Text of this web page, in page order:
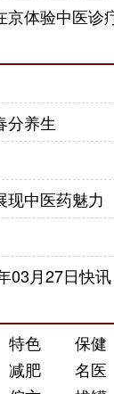
京体验中医诊
分养生
现中医药魅力
03月27日快讯
特色 保健
减肥 名医